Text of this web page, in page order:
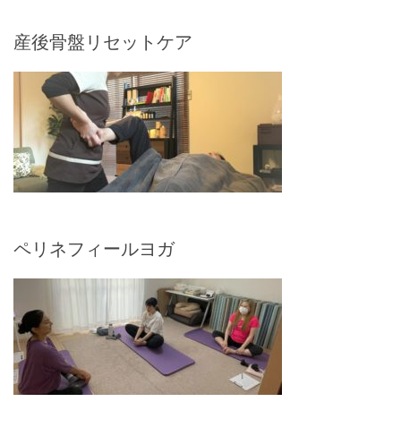
産後骨盤リセットケア
ペリネフィールヨガ